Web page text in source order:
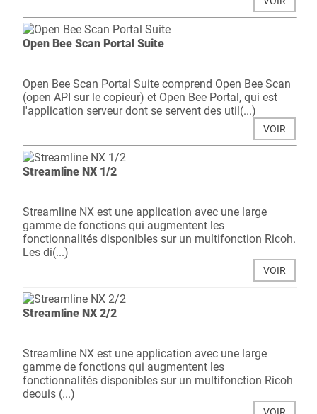
Open Bee Scan Portal Suite
Open Bee Scan Portal Suite comprend Open Bee Scan
(open API sur le copieur) et Open Bee Portal, qui est
l'application serveur dont se servent des util(...)
VOIR
Streamline NX 1/2
Streamline NX est une application avec une large
gamme de fonctions qui augmentent les
fonctionnalités disponibles sur un multifonction Ricoh.
Les di(...)
VOIR
Streamline NX 2/2
Streamline NX est une application avec une large
gamme de fonctions qui augmentent les
fonctionnalités disponibles sur un multifonction Ricoh
deouis (...)